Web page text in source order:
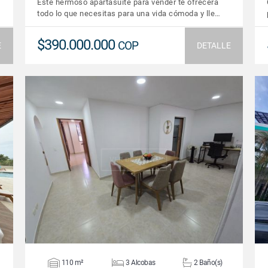
Este hermoso apartasuite para vender te ofrecerá
todo lo que necesitas para una vida cómoda y lle…
$390.000.000 COP DETALLE
VER DETALLES
110 m² 3 Alcobas 2 Baño(s)